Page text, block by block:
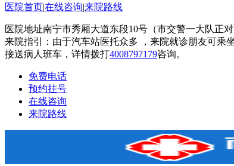
医院首页|在线咨询|来院路线
医院地址南宁市秀厢大道东段10号（市交警一大队正对
来院指引：由于汽车站医托众多 ，来院就诊朋友可乘
接送病人班车，详情拨打4008797179咨询。
免费电话
预约挂号
在线咨询
来院路线